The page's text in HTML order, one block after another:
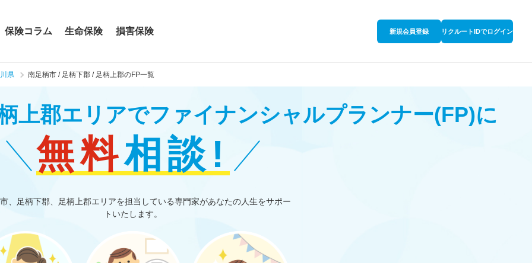
保険コラム 生命保険 損害保険 新規会員登録 リクルートIDでログイン
県 南足柄市 / 足柄下郡 / 足柄上郡のFP一覧
上郡エリアでファイナンシャルプランナー(FP)に
無料相談!
、足柄下郡、足柄上郡エリアを担当している専門家があなたの人生をサポー
トいたします。